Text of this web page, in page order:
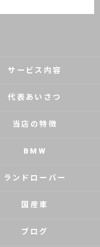
サービス内容
代表あいさつ
当店の特徴
BMW
ランドローバー
国産車
ブログ